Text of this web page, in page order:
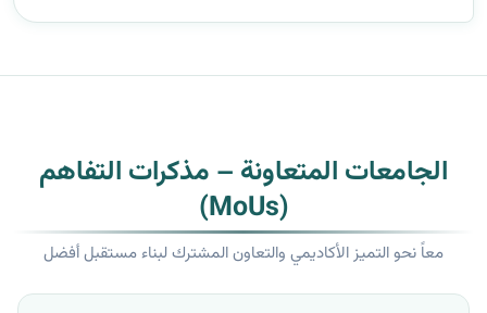
الجامعات المتعاونة – مذكرات التفاهم
(MoUs)
معاً نحو التميز الأكاديمي والتعاون المشترك لبناء مستقبل أفضل